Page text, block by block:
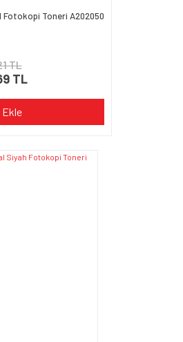
Fotokopi Toneri A202050
TL
TL